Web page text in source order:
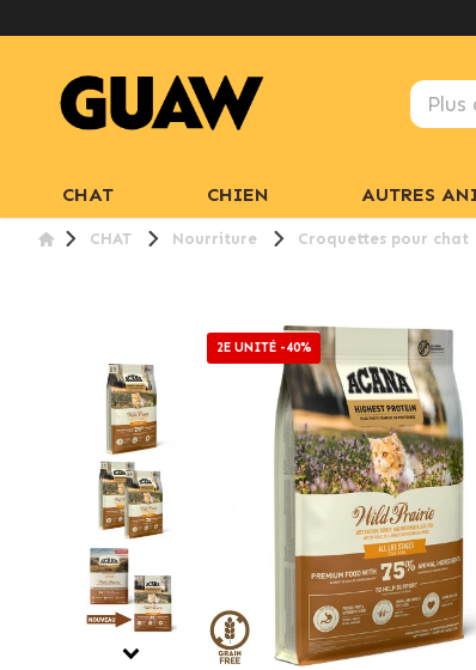
CHAT CHIEN AUTRES
CHAT Nourriture Croquettes pour chat
2E UNITÉ -40%